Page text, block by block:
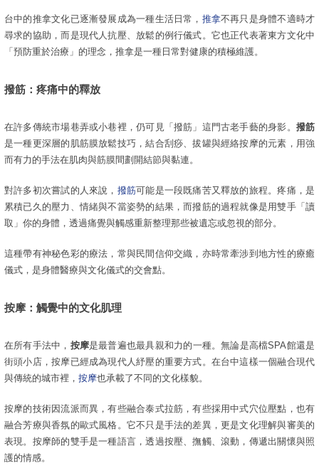
台中的推拿文化已逐漸發展成為一種生活日常， 推拿不再只是身體不適時才
尋求的協助，而是現代人抗壓、放鬆的例行儀式。它也正代表著東方文化中
「預防重於治療」的理念，推拿是一種日常對健康的積極維護。
撥筋：疼痛中的釋放
在許多傳統市場巷弄或小巷裡，仍可見「撥筋」這門古老手藝的身影。 撥筋
是一種更深層的肌筋膜放鬆技巧，結合刮痧、拔罐與經絡按摩的元素，用強
而有力的手法在肌肉與筋膜間劃開結節與黏連。
對許多初次嘗試的人來說， 撥筋可能是一段既痛苦又釋放的旅程。疼痛，是
累積已久的壓力、情緒與不當姿勢的結果，而撥筋的過程就像是用雙手「讀
取」你的身體，透過痛覺與觸感重新整理那些被遺忘或忽視的部分。
這種帶有神秘色彩的療法，常與民間信仰交織，亦時常牽涉到地方性的療癒
儀式，是身體醫療與文化儀式的交會點。
按摩：觸覺中的文化肌理
在所有手法中， 按摩是最普遍也最具親和力的一種。無論是高檔SPA館還是
街頭小店，按摩已經成為現代人紓壓的重要方式。在台中這樣一個融合現代
與傳統的城市裡， 按摩也承載了不同的文化樣貌。
按摩的技術因流派而異，有些融合泰式拉筋，有些採用中式穴位壓點，也有
融合芳療與香氛的歐式風格。它不只是手法的差異，更是文化理解與審美的
表現。按摩師的雙手是一種語言，透過按壓、撫觸、滾動，傳遞出關懷與照
護的情感。